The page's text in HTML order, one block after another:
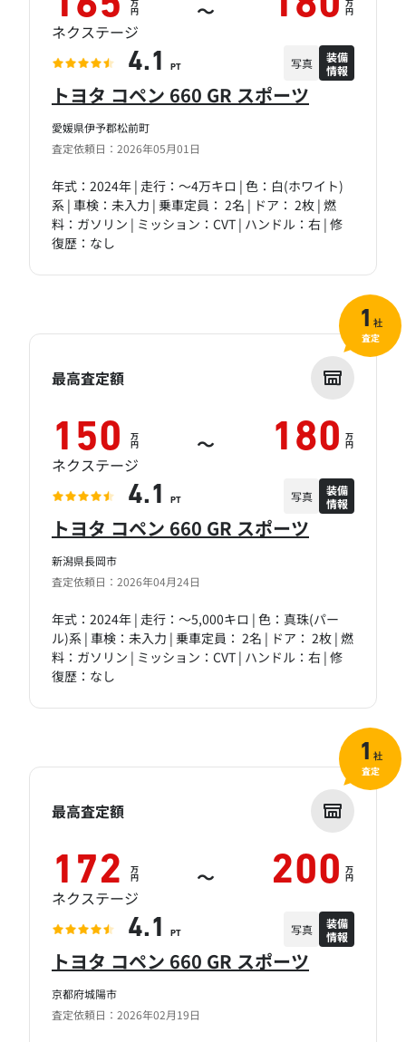
愛媛県伊予郡松前町
査定依頼日：2026年05月01日
トヨタ コペン 660 GR スポーツ
年式：2024年 | 走行：～4万キロ | 色：白(ホワイト)
系 | 車検：未入力 | 乗車定員： 2名 | ドア： 2枚 | 燃
料：ガソリン | ミッション：CVT | ハンドル：右 | 修
復歴：なし
万
円 ～ 万
円
ネクステージ
4.1 PT 写真
装備
情報
新潟県長岡市
査定依頼日：2026年04月24日
トヨタ コペン 660 GR スポーツ
年式：2024年 | 走行：～5,000キロ | 色：真珠(パー
ル)系 | 車検：未入力 | 乗車定員： 2名 | ドア： 2枚 | 燃
料：ガソリン | ミッション：CVT | ハンドル：右 | 修
復歴：なし
最高査定額
150 万
円 ～ 180 万
円
ネクステージ
4.1 PT 写真
装備
情報
1 社
査定
京都府城陽市
査定依頼日：2026年02月19日
トヨタ コペン 660 GR スポーツ
最高査定額
172 万
円 ～ 200 万
円
ネクステージ
4.1 PT 写真
装備
情報
1 社
査定